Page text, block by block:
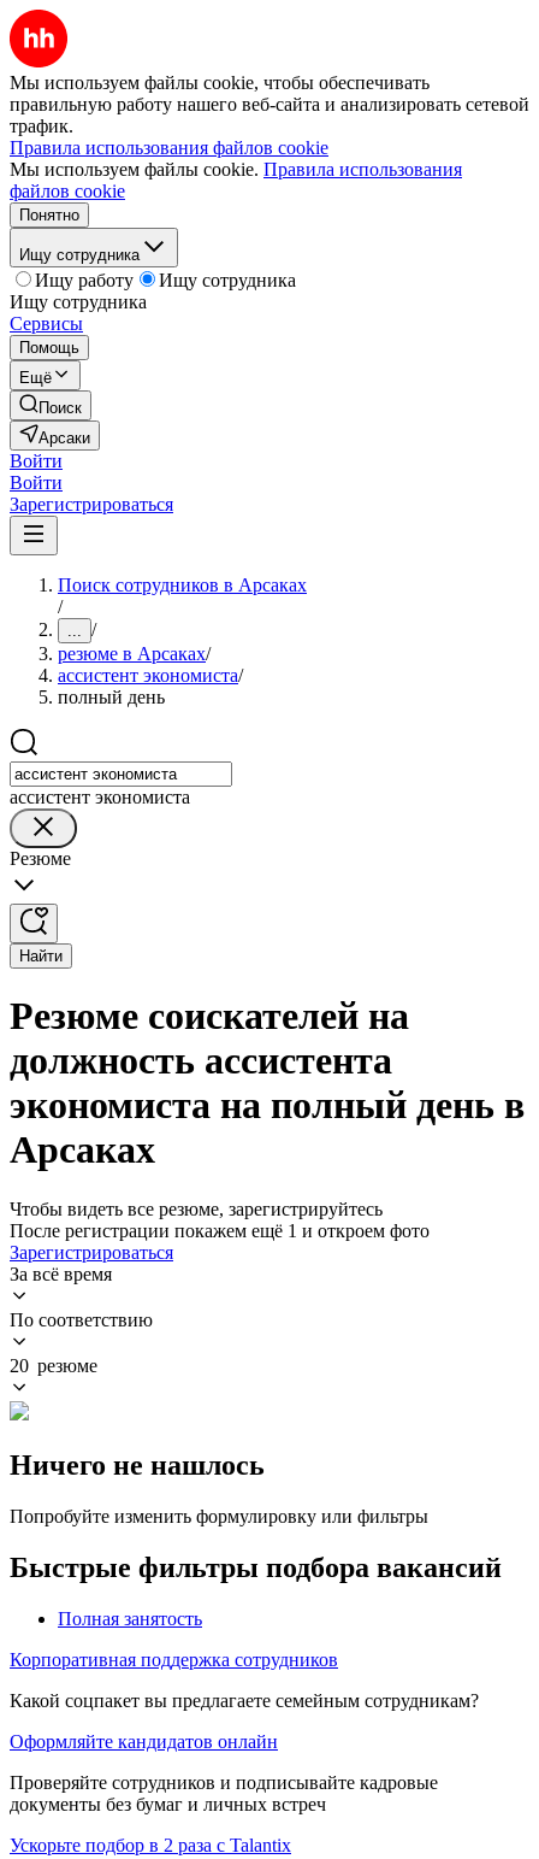
Мы используем файлы cookie, чтобы обеспечивать
правильную работу нашего веб-сайта и анализировать сетевой
трафик.
Правила использования файлов cookie
Мы используем файлы cookie. Правила использования
файлов cookie
Понятно
Ищу сотрудника
Ищу работу
Ищу сотрудника
Ищу сотрудника
Сервисы
Помощь
Ещё
Поиск
Арсаки
Войти
Войти
Зарегистрироваться
Поиск сотрудников в Арсаках
/
... /
резюме в Арсаках/
ассистент экономиста/
полный день
ассистент экономиста
Резюме
Найти
Резюме соискателей на
должность ассистента
экономиста на полный день в
Арсаках
Чтобы видеть все резюме, зарегистрируйтесь
После регистрации покажем ещё 1 и откроем фото
Зарегистрироваться
За всё время
По соответствию
20 резюме
Ничего не нашлось
Попробуйте изменить формулировку или фильтры
Быстрые фильтры подбора вакансий
Полная занятость
Корпоративная поддержка сотрудников
Какой соцпакет вы предлагаете семейным сотрудникам?
Оформляйте кандидатов онлайн
Проверяйте сотрудников и подписывайте кадровые
документы без бумаг и личных встреч
Ускорьте подбор в 2 раза с Talantix